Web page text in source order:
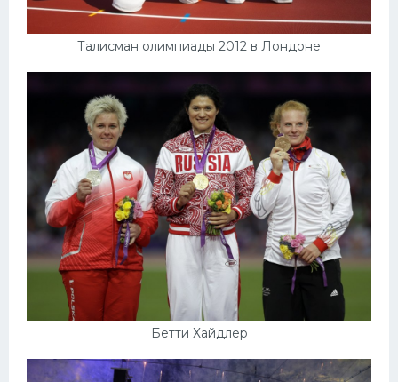
Талисман олимпиады 2012 в Лондоне
Бетти Хайдлер